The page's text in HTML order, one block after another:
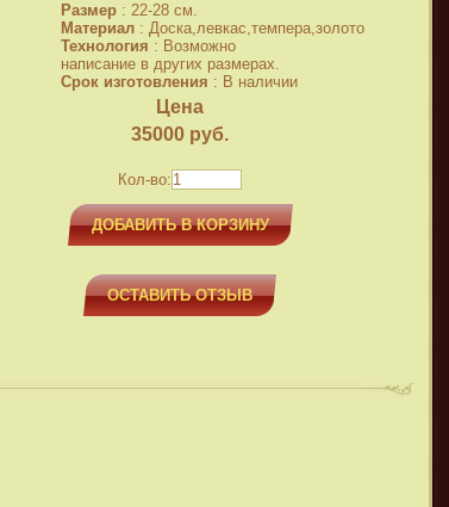
Размер : 22-28 см.
Материал : Доска,левкас,темпера,золото
Технология : Возможно
написание в других размерах.
Срок изготовления : В наличии
Цена
35000 руб.
Кол-во:
ДОБАВИТЬ В КОРЗИНУ
ОСТАВИТЬ ОТЗЫВ